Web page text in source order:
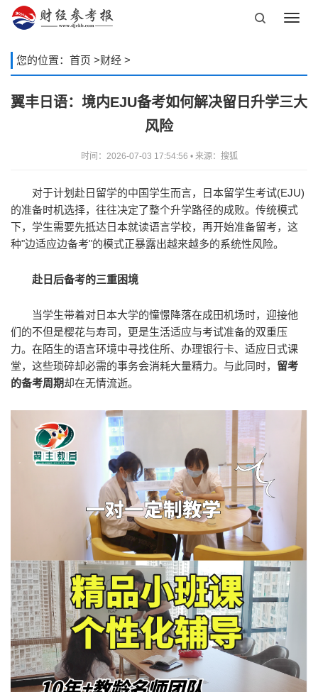
您的位置： 首页 >财经 >
翼丰日语：境内EJU备考如何解决留日升学三大
风险
时间：2026-07-03 17:54:56 • 来源：搜狐
对于计划赴日留学的中国学生而言，日本留学生考试(EJU)
的准备时机选择，往往决定了整个升学路径的成败。传统模式
下，学生需要先抵达日本就读语言学校，再开始准备留考，这
种"边适应边备考"的模式正暴露出越来越多的系统性风险。
赴日后备考的三重困境
当学生带着对日本大学的憧憬降落在成田机场时，迎接他
们的不但是樱花与寿司，更是生活适应与考试准备的双重压
力。在陌生的语言环境中寻找住所、办理银行卡、适应日式课
堂，这些琐碎却必需的事务会消耗大量精力。与此同时， 留考
的备考周期却在无情流逝。